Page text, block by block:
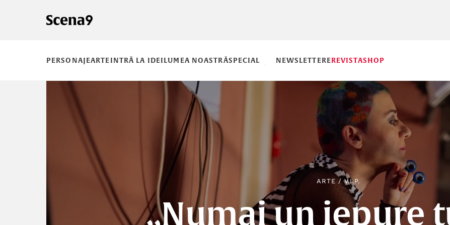
PERSONAJEARTEINTRĂ LA IDEILUMEA NOASTRĂSPECIAL NEWSLETTEREREVISTASHOP
ARTE /V.I.P.
„Numai un iepure